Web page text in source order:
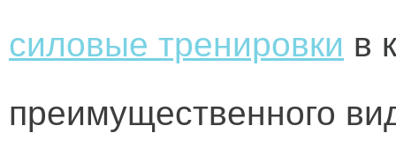
силовые тренировки в
преимущественного